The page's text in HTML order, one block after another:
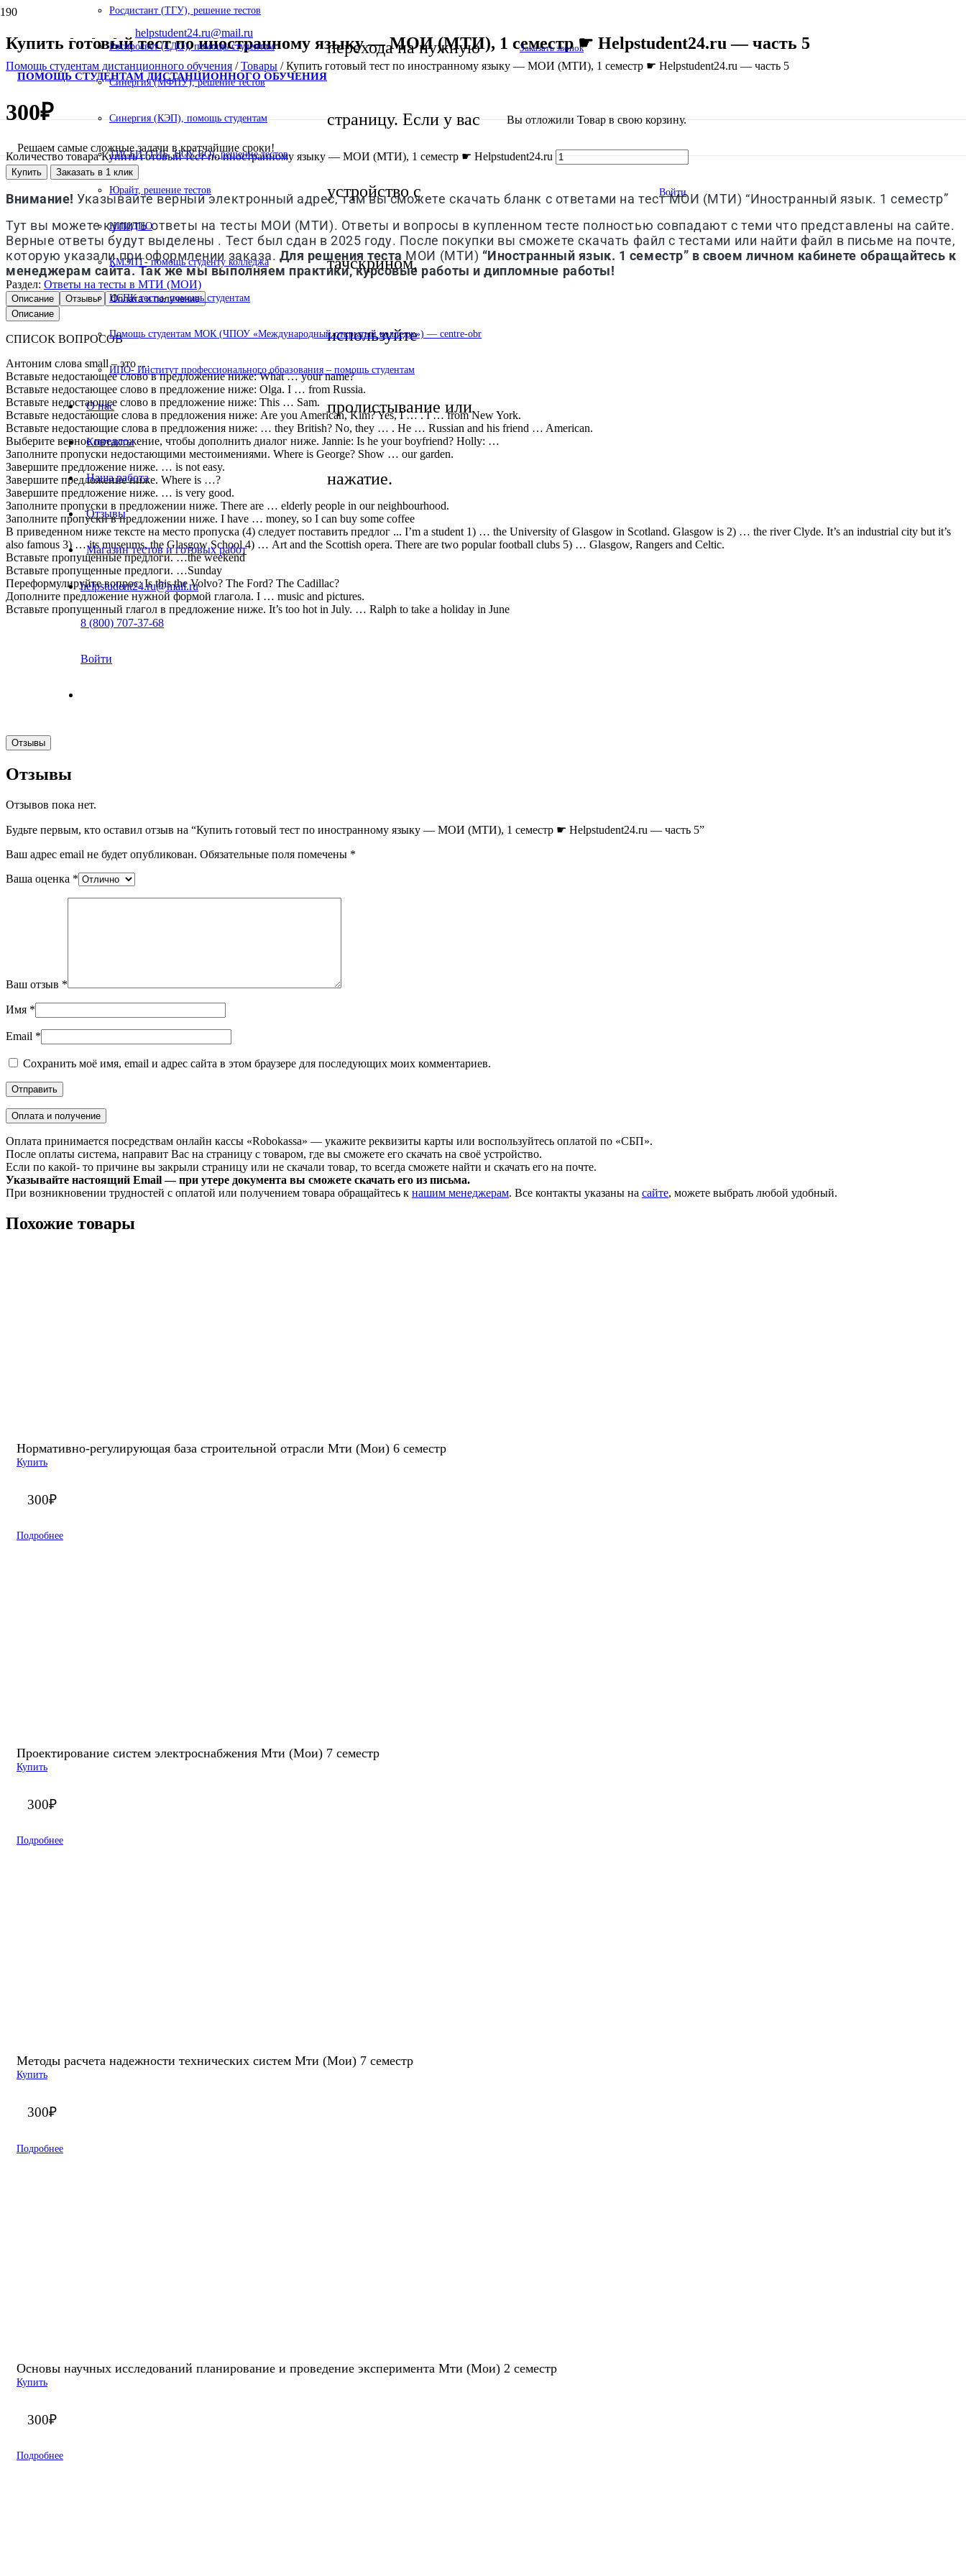
helpstudent24.ru@mail.ru
ПОМОЩЬ СТУДЕНТАМ ДИСТАНЦИОННОГО ОБУЧЕНИЯ
Решаем самые сложные задачи в кратчайшие сроки!
перехода на нужную
страницу. Если у вас
устройство с
тачскрином,
используйте
пролистывание или
нажатие.
Заказать звонок
Вы отложили Товар в свою корзину.
Войти
Росдистант (ТГУ), решение тестов
Роспросвет (СДО), помощь студентам
Синергия (МФПУ), решение тестов
Синергия (КЭП), помощь студентам
ТИСБИ (ТИБ, НОУ ВО), решение тестов
Юрайт, решение тестов
НИИДПО
КМЭПТ- помощь студенту колледжа
НСПК тесты- помощь студентам
Помощь студентам МОК (ЧПОУ «Международный открытый колледж») — centre-obr
ИПО- Институт профессионального образования – помощь студентам
О нас
Контакты
Наша работа
Отзывы
Магазин тестов и готовых работ
helpstudent24.ru@mail.ru
8 (800) 707-37-68
Войти
Купить готовый тест по иностранному языку — МОИ (МТИ), 1 семестр ☛ Helpstudent24.ru — часть 5
Помощь студентам дистанционного обучения /Товары /Купить готовый тест по иностранному языку — МОИ (МТИ), 1 семестр ☛ Helpstudent24.ru — часть 5
300₽
Количество товара Купить готовый тест по иностранному языку — МОИ (МТИ), 1 семестр ☛ Helpstudent24.ru
Купить Заказать в 1 клик
Внимание! Указывайте верный электронный адрес, там вы сможете скачать бланк с ответами на тест МОИ (МТИ) “Иностранный язык. 1 семестр”
Тут вы можете купить ответы на тесты МОИ (МТИ). Ответы и вопросы в купленном тесте полностью совпадают с теми что представлены на сайте.
Верные ответы будут выделены . Тест был сдан в 2025 году. После покупки вы сможете скачать файл с тестами или найти файл в письме на почте,
которую указали при оформлении заказа. Для решения теста МОИ (МТИ) “Иностранный язык. 1 семестр” в своем личном кабинете обращайтесь к
менеджерам сайта. Так же мы выполняем практики, курсовые работы и дипломные работы!
Раздел: Ответы на тесты в МТИ (МОИ)
Описание Отзывы
Оплата и получение
Описание
СПИСОК ВОПРОСОВ
Антоним слова small – это …
Вставьте недостающее слово в предложение ниже: What … your name?
Вставьте недостающее слово в предложение ниже: Olga. I … from Russia.
Вставьте недостающее слово в предложение ниже: This … Sam.
Вставьте недостающие слова в предложения ниже: Are you American, Kim? Yes, I … . I … from New York.
Вставьте недостающие слова в предложения ниже: … they British? No, they … . He … Russian and his friend … American.
Выберите верное предложение, чтобы дополнить диалог ниже. Jannie: Is he your boyfriend? Holly: …
Заполните пропуски недостающими местоимениями. Where is George? Show … our garden.
Завершите предложение ниже. … is not easy.
Завершите предложение ниже. Where is …?
Завершите предложение ниже. … is very good.
Заполните пропуски в предложении ниже. There are … elderly people in our neighbourhood.
Заполните пропуски в предложении ниже. I have … money, so I can buy some coffee
В приведенном ниже тексте на место пропуска (4) следует поставить предлог ... I’m a student 1) … the University of Glasgow in Scotland. Glasgow is 2) … the river Clyde. It’s an industrial city but it’s
also famous 3) … its museums, the Glasgow School 4) … Art and the Scottish opera. There are two popular football clubs 5) … Glasgow, Rangers and Celtic.
Вставьте пропущенные предлоги. …the weekend
Вставьте пропущенные предлоги. …Sunday
Переформулируйте вопрос: Is this the Volvo? The Ford? The Cadillac?
Дополните предложение нужной формой глагола. I … music and pictures.
Вставьте пропущенный глагол в предложение ниже. It’s too hot in July. … Ralph to take a holiday in June
Отзывы
Отзывы
Отзывов пока нет.
Будьте первым, кто оставил отзыв на “Купить готовый тест по иностранному языку — МОИ (МТИ), 1 семестр ☛ Helpstudent24.ru — часть 5”
Ваш адрес email не будет опубликован. Обязательные поля помечены *
Ваша оценка *
Ваш отзыв *
Имя *
Email *
Сохранить моё имя, email и адрес сайта в этом браузере для последующих моих комментариев.
Оплата и получение
Оплата принимается посредствам онлайн кассы «Robokassa» — укажите реквизиты карты или воспользуйтесь оплатой по «СБП».
После оплаты система, направит Вас на страницу с товаром, где вы сможете его скачать на своё устройство.
Если по какой- то причине вы закрыли страницу или не скачали товар, то всегда сможете найти и скачать его на почте.
Указывайте настоящий Email — при утере документа вы сможете скачать его из письма.
При возникновении трудностей с оплатой или получением товара обращайтесь к нашим менеджерам. Все контакты указаны на сайте, можете выбрать любой удобный.
Похожие товары
Нормативно-регулирующая база строительной отрасли Мти (Мои) 6 семестр
Купить
300₽
Подробнее
Проектирование систем электроснабжения Мти (Мои) 7 семестр
Купить
300₽
Подробнее
Методы расчета надежности технических систем Мти (Мои) 7 семестр
Купить
300₽
Подробнее
Основы научных исследований планирование и проведение эксперимента Мти (Мои) 2 семестр
Купить
300₽
Подробнее